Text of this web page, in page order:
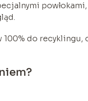
powłokami,
do recyklingu,